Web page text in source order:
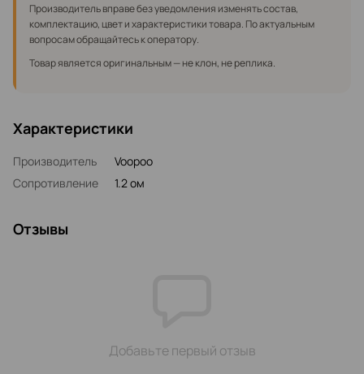
Производитель вправе без уведомления изменять состав,
комплектацию, цвет и характеристики товара. По актуальным
вопросам обращайтесь к оператору.
Товар является оригинальным — не клон, не реплика.
Характеристики
Производитель
Voopoo
Сопротивление‌
1.2 ом
Отзывы
Добавьте первый отзыв